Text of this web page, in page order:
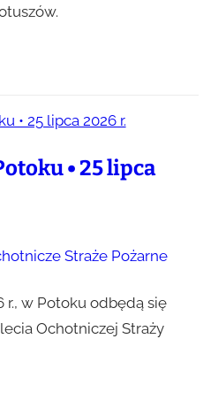
• 25 lipca
Straże Pożarne
r., w Potoku odbędą się
Ochotniczej Straży